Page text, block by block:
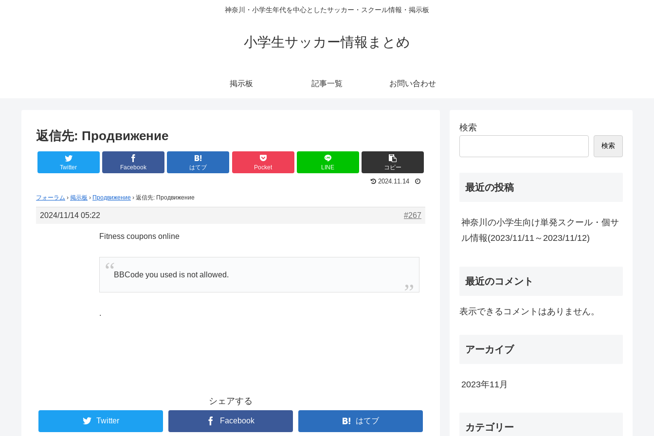
神奈川・小学生年代を中心としたサッカー・スクール情報・掲示板
小学生サッカー情報まとめ
掲示板 記事一覧 お問い合わせ
返信先: Продвижение
Twitter Facebook はてブ Pocket LINE コピー
2024.11.14
フォーラム › 掲示板 › Продвижение › 返信先: Продвижение
2024/11/14 05:22 #267
Fitness coupons online
BBCode you used is not allowed.
.
シェアする
Twitter Facebook はてブ
検索
検索
最近の投稿
神奈川の小学生向け単発スクール・個サ
ル情報(2023/11/11～2023/11/12)
最近のコメント
表示できるコメントはありません。
アーカイブ
2023年11月
カテゴリー